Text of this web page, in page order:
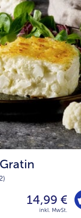
14,99 €
inkl. MwSt.